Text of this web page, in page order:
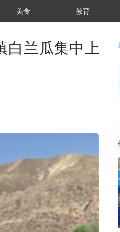
美食 教育
白兰瓜集中上